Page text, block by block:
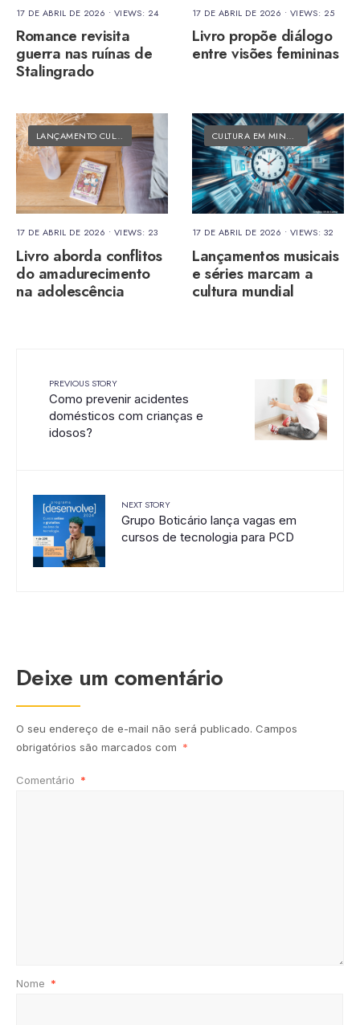
17 DE ABRIL DE 2026 • VIEWS: 24
Romance revisita
guerra nas ruínas de
Stalingrado
17 DE ABRIL DE 2026 • VIEWS: 25
Livro propõe diálogo
entre visões femininas
LANÇAMENTO CULTURAL •MATÉRIAS DO FOLK
17 DE ABRIL DE 2026 • VIEWS: 23
Livro aborda conflitos
do amadurecimento
na adolescência
CULTURA EM MINUTOS •
17 DE ABRIL DE 2026 • VIEWS: 32
Lançamentos musicais
e séries marcam a
cultura mundial
PREVIOUS STORY
Como prevenir acidentes
domésticos com crianças e
idosos?
NEXT STORY
Grupo Boticário lança vagas em
cursos de tecnologia para PCD
Deixe um comentário
O seu endereço de e-mail não será publicado. Campos
obrigatórios são marcados com *
Comentário *
Nome *